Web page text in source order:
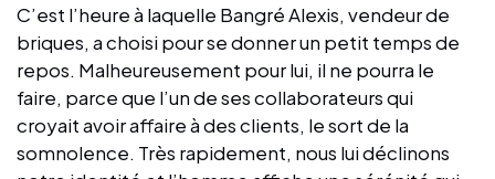
C’est l’heure à laquelle Bangré Alexis, vendeur de
briques, a choisi pour se donner un petit temps de
repos. Malheureusement pour lui, il ne pourra le
faire, parce que l’un de ses collaborateurs qui
croyait avoir affaire à des clients, le sort de la
somnolence. Très rapidement, nous lui déclinons